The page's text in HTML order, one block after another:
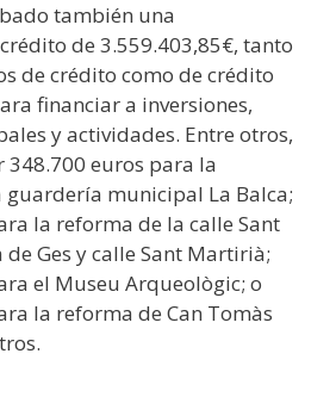
también una
de 3.559.403,85€, tanto
de crédito como de crédito
financiar a inversiones,
y actividades. Entre otros,
348.700 euros para la
municipal La Balca;
la reforma de la calle Sant
Ges y calle Sant Martirià;
el Museu Arqueològic; o
la reforma de Can Tomàs